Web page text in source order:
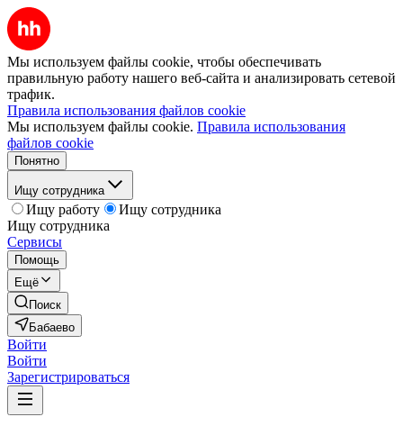
Мы используем файлы cookie, чтобы обеспечивать
правильную работу нашего веб-сайта и анализировать сетевой
трафик.
Правила использования файлов cookie
Мы используем файлы cookie. Правила использования
файлов cookie
Понятно
Ищу сотрудника
Ищу работу
Ищу сотрудника
Ищу сотрудника
Сервисы
Помощь
Ещё
Поиск
Бабаево
Войти
Войти
Зарегистрироваться